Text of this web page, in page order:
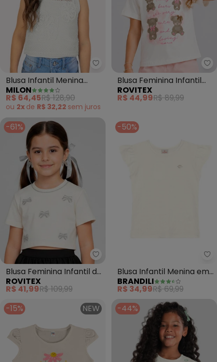
Milon - Blusa Infantil Menina
Blusa Infantil Menina
Bordado (Off White)
MILON
R$ 64,45R$ 128,90
ou 2x de R$ 32,22 sem juros
Blusa Feminina Infantil
com Estampa (Bege)
ROVITEX
R$ 44,99R$ 89,99
-61%
Rovitex - Blusa Feminina
Blusa Feminina Infantil de
Laços (Bege)
ROVITEX
R$ 41,99R$ 109,99
-50%
Blusa Infantil Menina em
Cotton Especial (Natural)
BRANDILI
R$ 34,99R$ 69,99
-15%
NEW -44%